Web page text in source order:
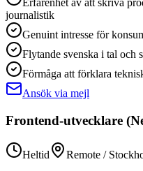
Erfarenhet av att skriva
journalistik
Genuint intresse för
Flytande svenska i tal och
Förmåga att förklara
Ansök via mejl
Frontend-utvecklare
Heltid
Remote /